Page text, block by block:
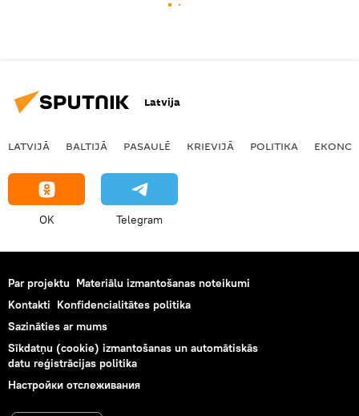
Latvija
LATVIJĀ BALTIJĀ PASAULĒ KRIEVIJĀ POLITIKA
OK Telegram
Par projektu Materiālu izmantošanas noteikumi
Kontakti Konfidencialitātes politika
Sazināties ar mums
Sīkdatņu (cookie) izmantošanas un automātiskās
datu reģistrācijas politika
Настройки отслеживания